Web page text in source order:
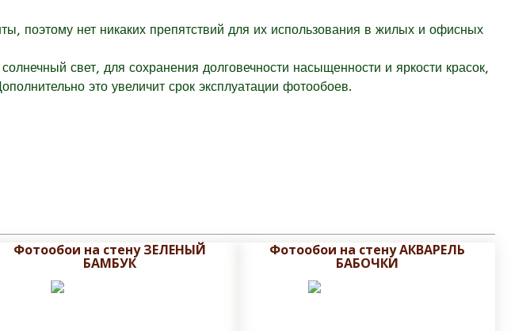
поэтому нет никаких препятствий для их использования в жилых и офисных
свет, для сохранения долговечности насыщенности и яркости красок,
это увеличит срок эксплуатации фотообоев.
Фотообои на стену ЗЕЛЕНЫЙ
БАМБУК
Фотообои на стену АКВАРЕЛЬ
БАБОЧКИ